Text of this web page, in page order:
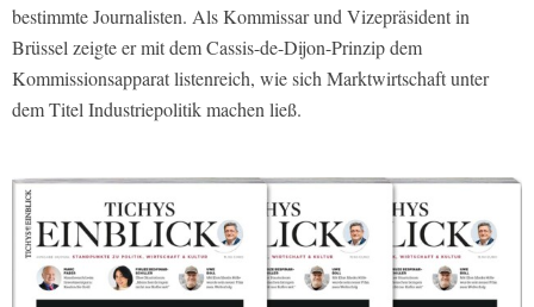
bestimmte Journalisten. Als Kommissar und Vizepräsident in
Brüssel zeigte er mit dem Cassis-de-Dijon-Prinzip dem
Kommissionsapparat listenreich, wie sich Marktwirtschaft unter
dem Titel Industriepolitik machen ließ.